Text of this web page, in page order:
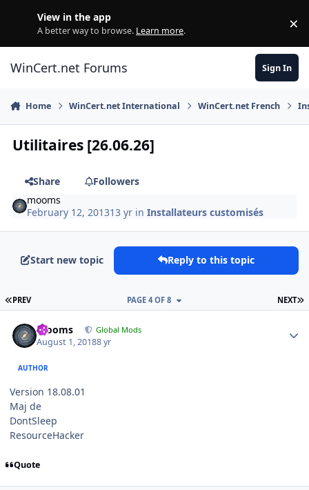
View in the app
A better way to browse. Learn more. ×
WinCert.net Forums Sign In
Home WinCert.net International WinCert.net French
Utilitaires [26.06.26]
Share
Followers
mooms
February 12, 201313 yr inInstallateurs customisés
Start new topic Reply to this topic
FIRST PAGE
PREV NEXT
PAGE 4 OF 8
mooms Global Mods
August 1, 20188 yr
AUTHOR
Version 18.08.01
Maj de
DontSleep
ResourceHacker
Quote